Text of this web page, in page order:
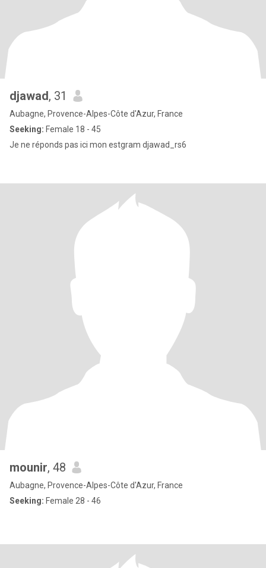
djawad, 31
Aubagne, Provence-Alpes-Côte d'Azur, France
Seeking: Female 18 - 45
Je ne réponds pas ici mon estgram djawad_rs6
mounir, 48
Aubagne, Provence-Alpes-Côte d'Azur, France
Seeking: Female 28 - 46